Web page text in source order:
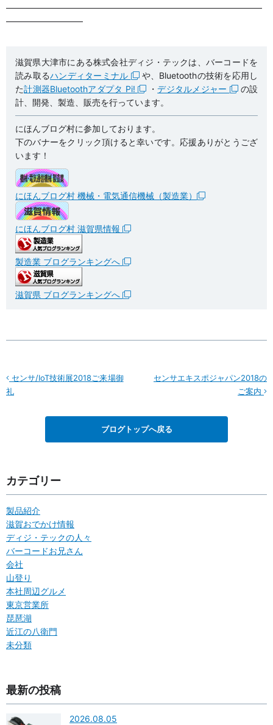
——————————————————————————————
—————————
滋賀県大津市にある株式会社ディジ・テックは、バーコードを
読み取るハンディターミナル
や、Bluetoothの技術を応用し
た計測器Bluetoothアダプタ Pi! ・デジタルメジャー
の設
計、開発、製造、販売を行っています。
にほんブログ村に参加しております。
下のバナーをクリック頂けると幸いです。応援ありがとうござ
います！
にほんブログ村 機械・電気通信機械（製造業）
にほんブログ村 滋賀県情報
製造業 ブログランキングへ
滋賀県 ブログランキングへ
センサ/IoT技術展2018ご来場御
礼
センサエキスポジャパン2018の
ご案内
ブログトップへ戻る
カテゴリー
製品紹介
滋賀おでかけ情報
ディジ・テックの人々
バーコードお兄さん
会社
山登り
本社周辺グルメ
東京営業所
琵琶湖
近江の八衛門
未分類
最新の投稿
2026.08.05